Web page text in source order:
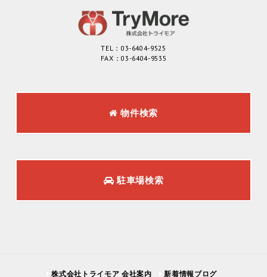
TEL：03-6404-9525
FAX：03-6404-9535
物件検索
駐車場検索
株式会社トライモア 会社案内 新着情報ブログ